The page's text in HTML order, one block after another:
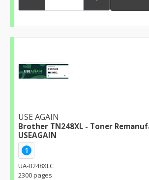
USE AGAIN
Brother TN248XL - Toner
USEAGAIN
1
UA-B248XLC
2300 pages